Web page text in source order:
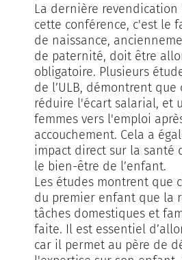
La dernière
cette conférence, c'est le
de naissance,
de paternité, doit être
obligatoire. Plusieurs
de l’ULB, démontrent
réduire l'écart salarial, et
femmes vers l'emploi
accouchement. Cela a
impact direct sur la santé
le bien-être de l’enfant.
Les études montrent que
du premier enfant que la
tâches domestiques et
faite. Il est essentiel
car il permet au père de